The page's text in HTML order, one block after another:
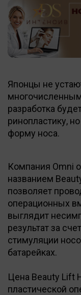
Японцы не
разработка
ринопластику,
форму носа.
Компания Omni
названием
позволяет
операционных
выглядит
результат за
стимуляции
батарейках.
Цена Beauty Lift
пластической